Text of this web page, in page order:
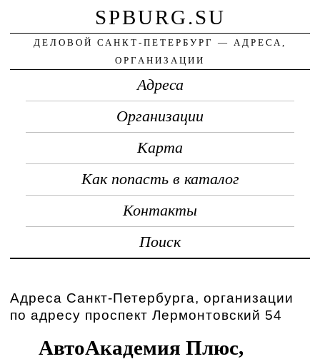
SPBURG.SU
ДЕЛОВОЙ САНКТ-ПЕТЕРБУРГ — АДРЕСА,
ОРГАНИЗАЦИИ
Адреса
Организации
Карта
Как попасть в каталог
Контакты
Поиск
Адреса Санкт-Петербурга, организации
по адресу проспект Лермонтовский 54
АвтоАкадемия Плюс,